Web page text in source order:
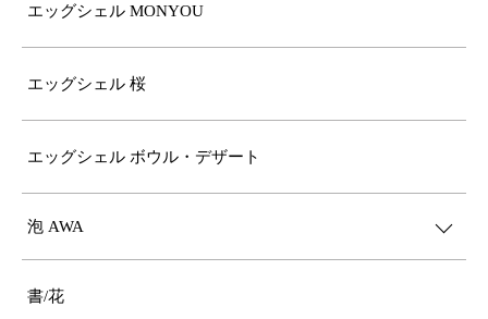
エッグシェル MONYOU
エッグシェル 桜
エッグシェル ボウル・デザート
泡 AWA
書/花